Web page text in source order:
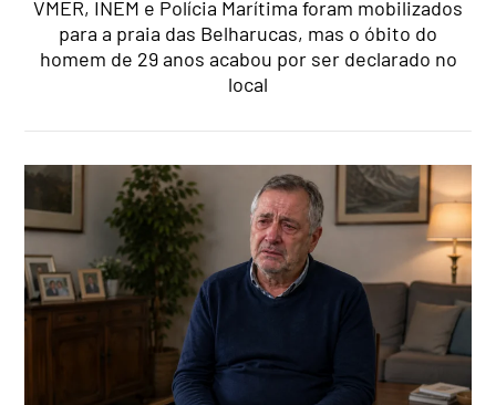
VMER, INEM e Polícia Marítima foram mobilizados
para a praia das Belharucas, mas o óbito do
homem de 29 anos acabou por ser declarado no
local